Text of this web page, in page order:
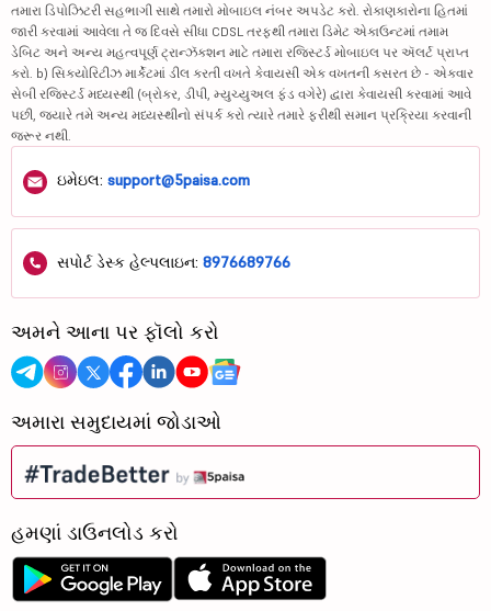
તમારા ડિપોઝિટરી સહભાગી સાથે તમારો મોબાઇલ નંબર અપડેટ કરો. રોકાણકારોના હિતમાં
જારી કરવામાં આવેલા તે જ દિવસે સીધા CDSL તરફથી તમારા ડિમેટ એકાઉન્ટમાં તમામ
ડેબિટ અને અન્ય મહત્વપૂર્ણ ટ્રાન્ઝૅક્શન માટે તમારા રજિસ્ટર્ડ મોબાઇલ પર ઍલર્ટ પ્રાપ્ત
કરો. b) સિક્યોરિટીઝ માર્કેટમાં ડીલ કરતી વખતે કેવાયસી એક વખતની કસરત છે - એકવાર
સેબી રજિસ્ટર્ડ મધ્યસ્થી (બ્રોકર, ડીપી, મ્યુચ્યુઅલ ફંડ વગેરે) દ્વારા કેવાયસી કરવામાં આવે
પછી, જ્યારે તમે અન્ય મધ્યસ્થીનો સંપર્ક કરો ત્યારે તમારે ફરીથી સમાન પ્રક્રિયા કરવાની
જરૂર નથી.
ઇમેઇલ: support@5paisa.com
સપોર્ટ ડેસ્ક હેલ્પલાઇન: 8976689766
અમને આના પર ફૉલો કરો
અમારા સમુદાયમાં જોડાઓ
હમણાં ડાઉનલોડ કરો